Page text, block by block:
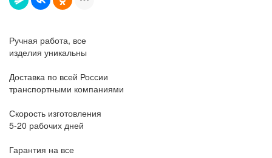
Ручная работа, все
изделия уникальны
Доставка по всей России
транспортными компаниями
Скорость изготовления
5-20 рабочих дней
Гарантия на все